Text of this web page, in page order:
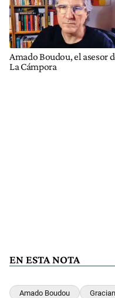
Amado Boudou, el asesor
La Cámpora
EN ESTA NOTA
Amado Boudou